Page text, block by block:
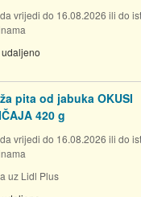
vrijedi do 16.08.2026 ili do
udaljeno
pita od jabuka OKUSI
420 g
vrijedi do 16.08.2026 ili do
uz Lidl Plus